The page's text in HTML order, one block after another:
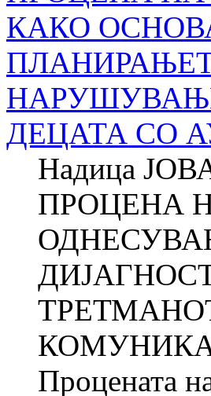
КАКО
ДЕЦАТА СО
Надица
ПРОЦЕНА
Процената